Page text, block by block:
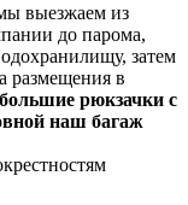
выезжаем из
до парома,
затем
размещения в
рюкзачки с
наш багаж